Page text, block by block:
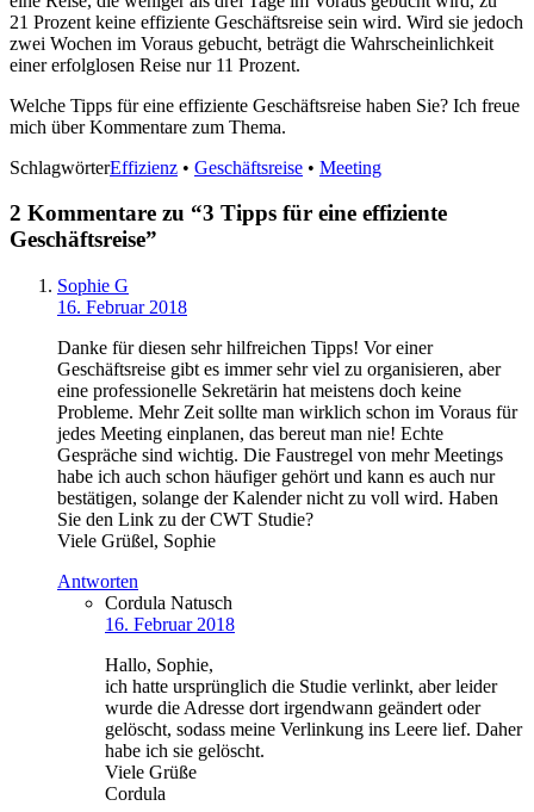
21 Prozent keine effiziente Geschäftsreise sein wird. Wird sie jedoch
zwei Wochen im Voraus gebucht, beträgt die Wahrscheinlichkeit
einer erfolglosen Reise nur 11 Prozent.
Welche Tipps für eine effiziente Geschäftsreise haben Sie? Ich freue
mich über Kommentare zum Thema.
SchlagwörterEffizienz • Geschäftsreise • Meeting
2 Kommentare zu “3 Tipps für eine effiziente
Geschäftsreise”
Sophie G
16. Februar 2018
Danke für diesen sehr hilfreichen Tipps! Vor einer
Geschäftsreise gibt es immer sehr viel zu organisieren, aber
eine professionelle Sekretärin hat meistens doch keine
Probleme. Mehr Zeit sollte man wirklich schon im Voraus für
jedes Meeting einplanen, das bereut man nie! Echte
Gespräche sind wichtig. Die Faustregel von mehr Meetings
habe ich auch schon häufiger gehört und kann es auch nur
bestätigen, solange der Kalender nicht zu voll wird. Haben
Sie den Link zu der CWT Studie?
Viele Grüßel, Sophie
Antworten
Cordula Natusch
16. Februar 2018
Hallo, Sophie,
ich hatte ursprünglich die Studie verlinkt, aber leider
wurde die Adresse dort irgendwann geändert oder
gelöscht, sodass meine Verlinkung ins Leere lief. Daher
habe ich sie gelöscht.
Viele Grüße
Cordula